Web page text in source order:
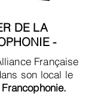
DE LA
-
Française
son local le